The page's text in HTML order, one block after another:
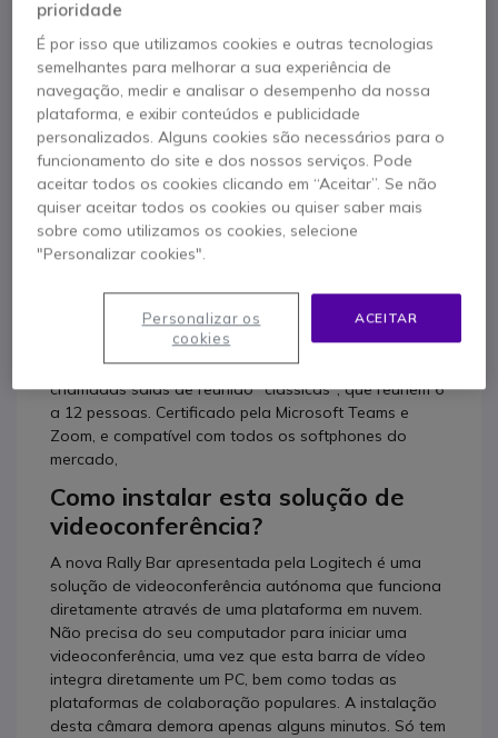
Descrição produto
Pack barra de vídeo + TV
75"+ Suporte + suporte
Barra tudo-em-um com vídeo de
alta qualidade: as suas
Logitech Rally Baroferece-lhe um sistema de
videoconferência tudo-em-um com o qual pode iniciar
as suas reuniões muito facilmente, concebido para as
chamadas salas de reunião "clássicas", que reúnem 6
a 12 pessoas. Certificado pela Microsoft Teams e
Zoom, e compatível com todos os softphones do
mercado,
Como instalar esta solução de
videoconferência?
A nova Rally Bar apresentada pela Logitech é uma
solução de videoconferência autónoma que funciona
diretamente através de uma plataforma em nuvem.
Não precisa do seu computador para iniciar uma
videoconferência, uma vez que esta barra de vídeo
integra diretamente um PC, bem como todas as
plataformas de colaboração populares. A instalação
desta câmara demora apenas alguns minutos. Só tem
prioridade
É por isso que utilizamos cookies e outras tecnologias
semelhantes para melhorar a sua experiência de
navegação, medir e analisar o desempenho da nossa
plataforma, e exibir conteúdos e publicidade
personalizados. Alguns cookies são necessários para o
funcionamento do site e dos nossos serviços. Pode
aceitar todos os cookies clicando em “Aceitar”. Se não
quiser aceitar todos os cookies ou quiser saber mais
sobre como utilizamos os cookies, selecione
"Personalizar cookies".
ACEITAR
Personalizar os
cookies